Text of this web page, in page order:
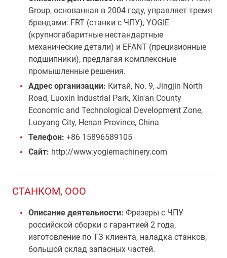
Group, основанная в 2004 году, управляет тремя
брендами: FRT (станки с ЧПУ), YOGIE
(крупногабаритные нестандартные
механические детали) и EFANT (прецизионные
подшипники), предлагая комплексные
промышленные решения.
Адрес организации: Китай, No. 9, Jingjin North
Road, Luoxin Industrial Park, Xin'an County
Economic and Technological Development Zone,
Luoyang City, Henan Province, China
Телефон: +86 15896589105
Сайт: http://www.yogiemachinery.com
СТАНКОМ, ООО
Описание деятельности: Фрезеры с ЧПУ
российской сборки с гарантией 2 года,
изготовление по ТЗ клиента, наладка станков,
большой склад запасных частей.